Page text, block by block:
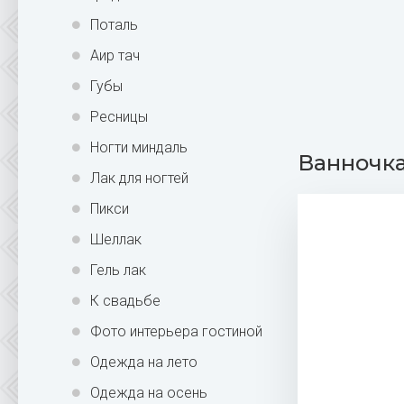
Поталь
Аир тач
Губы
Ресницы
Ногти миндаль
Лак для ногтей
Пикси
Шеллак
Гель лак
К свадьбе
Фото интерьера гостиной
Одежда на лето
Одежда на осень